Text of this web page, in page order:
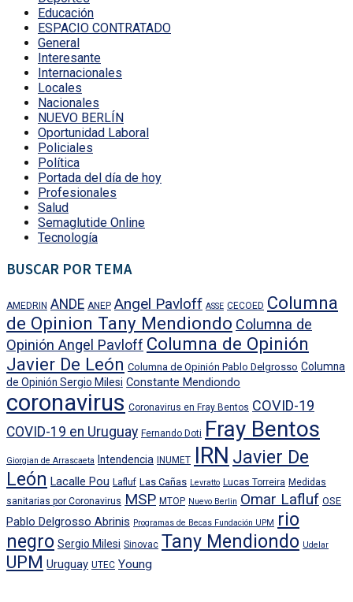
Educación
ESPACIO CONTRATADO
General
Interesante
Internacionales
Locales
Nacionales
NUEVO BERLÍN
Oportunidad Laboral
Policiales
Política
Portada del día de hoy
Profesionales
Salud
Semaglutide Online
Tecnología
BUSCAR POR TEMA
AMEDRIN ANDE ANEP Angel Pavloff ASSE CECOED Columna
de Opinion Tany Mendiondo Columna de
Opinión Angel Pavloff Columna de Opinión
Javier De León Columna de Opinión Pablo Delgrosso Columna
de Opinión Sergio Milesi Constante Mendiondo
coronavirus Coronavirus en Fray Bentos COVID-19
COVID-19 en Uruguay Fernando Doti Fray Bentos
Giorgian de Arrascaeta Intendencia INUMET IRN Javier De
León Lacalle Pou Lafluf Las Cañas Levratto Lucas Torreira Medidas
sanitarias por Coronavirus MSP MTOP Nuevo Berlin Omar Lafluf OSE
Pablo Delgrosso Abrinis Programas de Becas Fundación UPM
rio
negro Sergio Milesi Sinovac Tany Mendiondo Udelar
UPM Uruguay UTEC Young